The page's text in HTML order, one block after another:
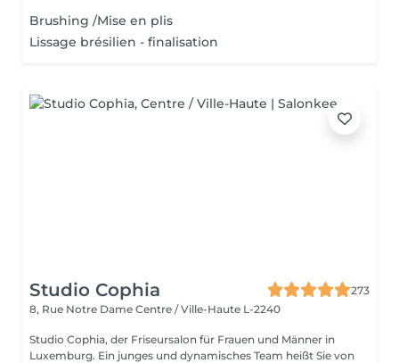
Brushing /Mise en plis
Lissage brésilien - finalisation
Studio Cophia
273
8, Rue Notre Dame Centre / Ville-Haute L-2240
Studio Cophia, der Friseursalon für Frauen und Männer in
Luxemburg. Ein junges und dynamisches Team heißt Sie von